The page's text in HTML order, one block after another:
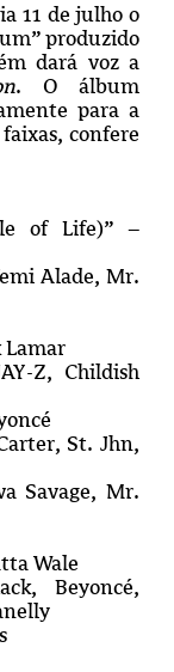
11 de julho o
produzido
dará voz a
. O álbum
para a
confere
of Life)” –
Alade, Mr.
Lamar
Z, Childish
St. Jhn,
Savage, Mr.
Wale
Beyoncé,